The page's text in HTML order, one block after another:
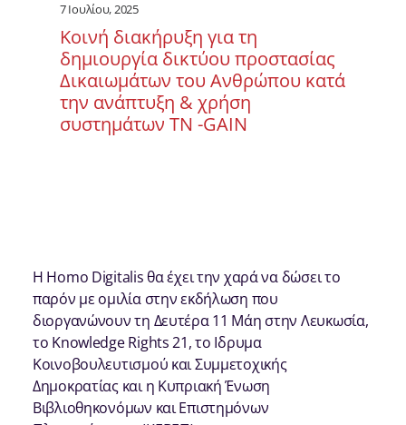
7 Ιουλίου, 2025
Κοινή διακήρυξη για τη
δημιουργία δικτύου προστασίας
Δικαιωμάτων του Ανθρώπου κατά
την ανάπτυξη & χρήση
συστημάτων ΤΝ -GAIN
Η Homo Digitalis θα έχει την χαρά να δώσει το
παρόν με ομιλία στην εκδήλωση που
διοργανώνουν τη Δευτέρα 11 Μάη στην Λευκωσία,
το Knowledge Rights 21, το Ιδρυμα
Κοινοβουλευτισμού και Συμμετοχικής
Δημοκρατίας και η Κυπριακή Ένωση
Βιβλιοθηκονόμων και Επιστημόνων